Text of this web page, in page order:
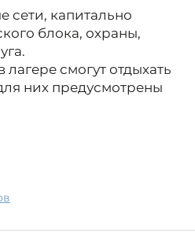
капитально
блока, охраны,
смогут отдыхать
них предусмотрены